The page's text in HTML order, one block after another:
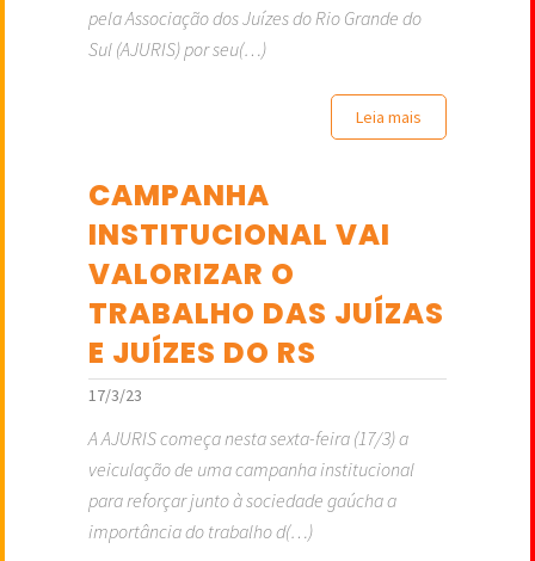
pela Associação dos Juízes do Rio Grande do
Sul (AJURIS) por seu(…)
Leia mais
CAMPANHA
INSTITUCIONAL VAI
VALORIZAR O
TRABALHO DAS JUÍZAS
E JUÍZES DO RS
17/3/23
A AJURIS começa nesta sexta-feira (17/3) a
veiculação de uma campanha institucional
para reforçar junto à sociedade gaúcha a
importância do trabalho d(…)